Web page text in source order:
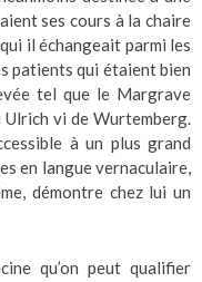
ses cours à la chaire
il échangeait parmi les
patients qui étaient bien
tel que le Margrave
vi de Wurtemberg.
à un plus grand
en langue vernaculaire,
démontre chez lui un
qu’on peut qualifier